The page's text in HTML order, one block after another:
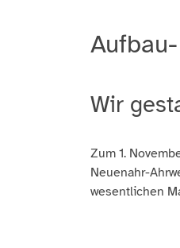
Wir
Zum 1.
Neuenahr-
wesentlichen